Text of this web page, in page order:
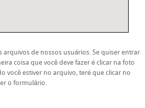
arquivos de nossos usuários. Se quiser entrar
coisa que você deve fazer é clicar na foto
você estiver no arquivo, teré que clicar no
o formulário.